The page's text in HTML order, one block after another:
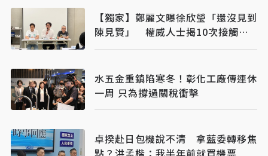
【獨家】鄭麗文曝徐欣瑩「還沒見到
陳見賢」 權威人士揭10次接觸未
果：整合最後一哩路
水五金重鎮陷寒冬！彰化工廠傳連休
一周 只為撐過關稅衝擊
卓揆赴日包機說不清 拿藍委轉移焦